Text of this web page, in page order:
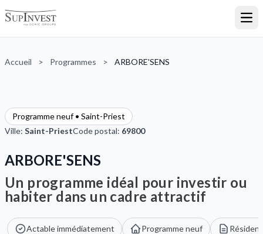
Accueil > Programmes > ARBORE'SENS
Programme neuf • Saint-Priest
Ville: Saint-PriestCode postal: 69800
ARBORE'SENS
Un programme idéal pour investir ou
habiter dans un cadre attractif
Actable immédiatement Programme neuf